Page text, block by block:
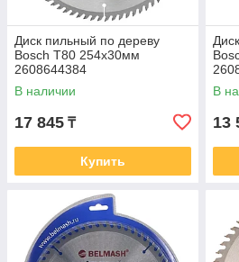
Диск пильный по дереву
Bosch Т80 254х30мм
2608644384
В наличии
17 845 ₸
Купить
В
13